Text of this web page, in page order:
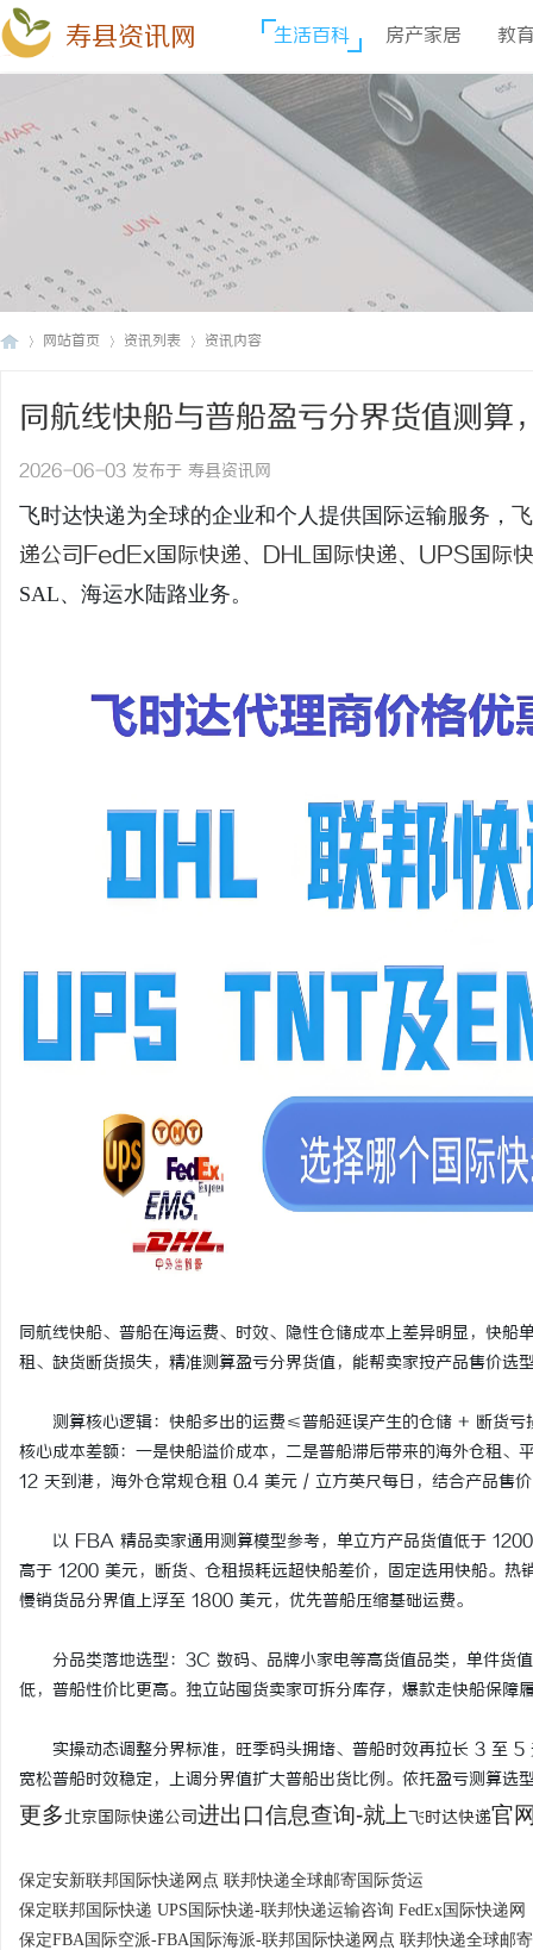
寿县资讯网 生活百科 房产家居 教
网站首页 资讯列表 资讯内容
同航线快船与普船盈亏分界货值测
寄国际快递查价格_上飞时达快递官
2026-06-03 发布于 寿县资讯网
飞时达快递为全球的企业和个人提供国际运输服务，
递公司FedEx国际快递、 DHL国际快递、 UPS国际
SAL、海运水陆路业务。
同航线快船、普船在海运费、时效、隐性仓储成本上差异明显，快
租、缺货断货损失，精准测算盈亏分界货值，能帮卖家按产品售价选
测算核心逻辑：快船多出的运费≤普船延误产生的仓储 + 断货亏
核心成本差额：一是快船溢价成本，二是普船滞后带来的海外仓租
12 天到港，海外仓常规仓租 0.4 美元 / 立方英尺每日，结合产品售
以 FBA 精品卖家通用测算模型参考，单立方产品货值低于 1200
高于 1200 美元，断货、仓租损耗远超快船差价，固定选用快船。
慢销货品分界值上浮至 1800 美元，优先普船压缩基础运费。
分品类落地选型：3C 数码、品牌小家电等高货值品类，单件货
低，普船性价比更高。独立站囤货卖家可拆分库存，爆款走快船保障
实操动态调整分界标准，旺季码头拥堵、普船时效再拉长 3 至 5
宽松普船时效稳定，上调分界值扩大普船出货比例。依托盈亏测算选
更多北京国际快递公司进出口信息查询-就上飞时达快递官
保定安新联邦国际快递网点 联邦快递全球邮寄国际货运
保定联邦国际快递 UPS国际快递-联邦快递运输咨询 FedEx国际快递网
保定FBA国际空派-FBA国际海派-联邦国际快递网点 联邦快递全球邮寄
店最怕“搜不到”为什么隔壁店铺没花钱，
天天给他免费派单？
2026年工程验收趋严，
才是关键项